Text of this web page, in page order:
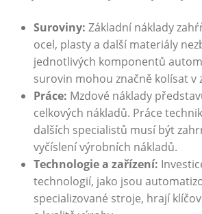
Suroviny: Základní⁣ náklady
ocel, plasty a další materiály
jednotlivých komponentů
surovin mohou značně kolísat ⁢v
Práce: Mzdové náklady
‌celkových nákladů. Práce
dalších specialistů musí být
vyčíslení výrobních nákladů.
Technologie a zařízení:
technologií, jako jsou
specializované ⁣stroje, hrají